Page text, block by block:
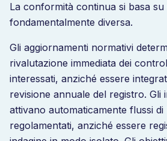
La conformità continua si basa su
fondamentalmente diversa.
Gli aggiornamenti normativi
rivalutazione immediata dei
interessati, anziché essere
revisione annuale del registro. Gli
attivano automaticamente flussi
regolamentati, anziché essere